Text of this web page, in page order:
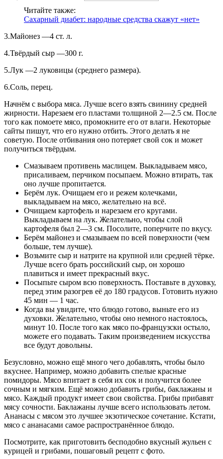
Читайте также:
Сахарный диабет: народные средства скажут «нет»
3.Майонез —4 ст. л.
4.Твёрдый сыр —300 г.
5.Лук —2 луковицы (среднего размера).
6.Соль, перец.
Начнём с выбора мяса. Лучше всего взять свинину средней
жирности. Нарезаем его пластами толщиной 2—2.5 см. После
того как помоете мясо, промокните его от влаги. Некоторые
сайты пишут, что его нужно отбить. Этого делать я не
советую. После отбивания оно потеряет свой сок и может
получиться твёрдым.
Смазываем противень маслицем. Выкладываем мясо,
присаливаем, перчиком посыпаем. Можно втирать, так
оно лучше пропитается.
Берём лук. Очищаем его и режем колечками,
выкладываем на мясо, желательно на всё.
Очищаем картофель и нарезаем его кругами.
Выкладываем на лук. Желательно, чтобы слой
картофеля был 2—3 см. Посолите, поперчите по вкусу.
Берём майонез и смазываем по всей поверхности (чем
больше, тем лучше).
Возьмите сыр и натрите на крупной или средней тёрке.
Лучше всего брать российский сыр, он хорошо
плавиться и имеет прекрасный вкус.
Посыпьте сыром всю поверхность. Поставьте в духовку,
перед этим разогрев её до 180 градусов. Готовить нужно
45 мин — 1 час.
Когда вы увидите, что блюдо готово, выньте его из
духовки. Желательно, чтобы оно немного настоялось,
минут 10. После того как мясо по-французски остыло,
можете его подавать. Таким произведением искусства
все будут довольны.
Безусловно, можно ещё много чего добавлять, чтобы было
вкуснее. Например, можно добавить спелые красные
помидоры. Мясо впитает в себя их сок и получится более
сочным и мягким. Ещё можно добавить грибы, баклажаны и
мясо. Каждый продукт имеет свои свойства. Грибы прибавят
мясу сочности. Баклажаны лучше всего использовать летом.
Ананасы с мясом это лучшее экзотическое сочетание. Кстати,
мясо с ананасами самое распространённое блюдо.
Посмотрите, как приготовить бесподобно вкусный жульен с
курицей и грибами, пошаговый рецепт с фото.